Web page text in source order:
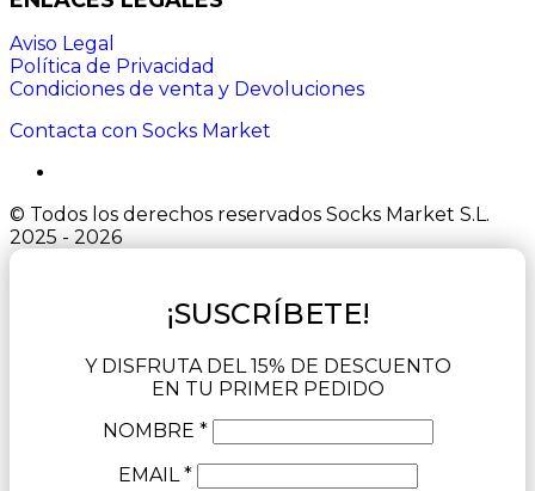
Aviso Legal
Política de Privacidad
Condiciones de venta y Devoluciones
Contacta con Socks Market
© Todos los derechos reservados Socks Market S.L.
2025 - 2026
¡SUSCRÍBETE!
Y DISFRUTA DEL 15% DE DESCUENTO
EN TU PRIMER PEDIDO
NOMBRE *
EMAIL *